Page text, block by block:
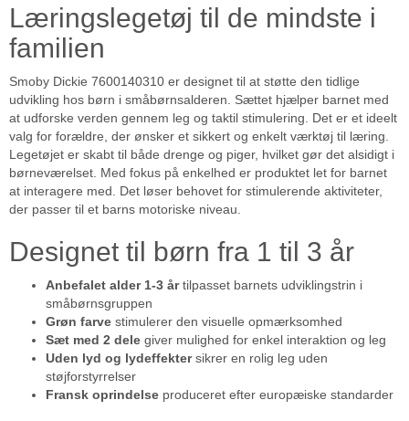
Læringslegetøj til de mindste i
familien
Smoby Dickie 7600140310 er designet til at støtte den tidlige
udvikling hos børn i småbørnsalderen. Sættet hjælper barnet med
at udforske verden gennem leg og taktil stimulering. Det er et ideelt
valg for forældre, der ønsker et sikkert og enkelt værktøj til læring.
Legetøjet er skabt til både drenge og piger, hvilket gør det alsidigt i
børneværelset. Med fokus på enkelhed er produktet let for barnet
at interagere med. Det løser behovet for stimulerende aktiviteter,
der passer til et barns motoriske niveau.
Designet til børn fra 1 til 3 år
Anbefalet alder 1-3 årtilpasset barnets udviklingstrin i
småbørnsgruppen
Grøn farve stimulerer den visuelle opmærksomhed
Sæt med 2 dele giver mulighed for enkel interaktion og leg
Uden lyd og lydeffektersikrer en rolig leg uden
støjforstyrrelser
Fransk oprindelse produceret efter europæiske standarder